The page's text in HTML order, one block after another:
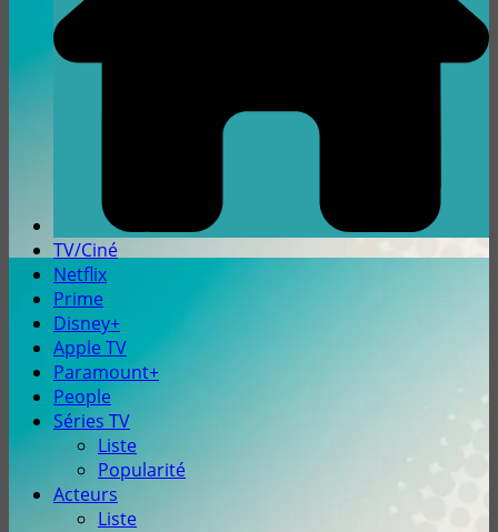
TV/Ciné
Netflix
Prime
Disney+
Apple TV
Paramount+
People
Séries TV
Liste
Popularité
Acteurs
Liste